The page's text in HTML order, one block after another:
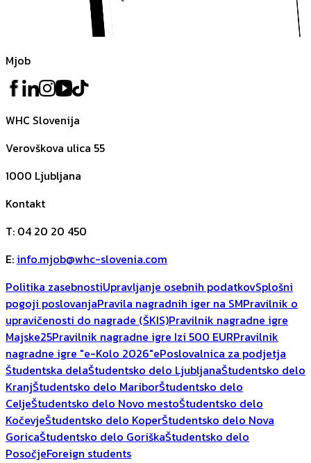
Mjob
WHC Slovenija
Verovškova ulica 55
1000 Ljubljana
Kontakt
T: 04 20 20 450
E: info.mjob@whc-slovenia.com
Politika zasebnostiUpravljanje osebnih podatkovSplošni
pogoji poslovanjaPravila nagradnih iger na SMPravilnik o
upravičenosti do nagrade (ŠKIS)Pravilnik nagradne igre
Majske25Pravilnik nagradne igre Izi 500 EURPravilnik
nagradne igre "e-Kolo 2026"ePoslovalnica za podjetja
Študentska delaŠtudentsko delo LjubljanaŠtudentsko delo
KranjŠtudentsko delo MariborŠtudentsko delo
CeljeŠtudentsko delo Novo mestoŠtudentsko delo
KočevjeŠtudentsko delo KoperŠtudentsko delo Nova
GoricaŠtudentsko delo GoriškaŠtudentsko delo
PosočjeForeign students